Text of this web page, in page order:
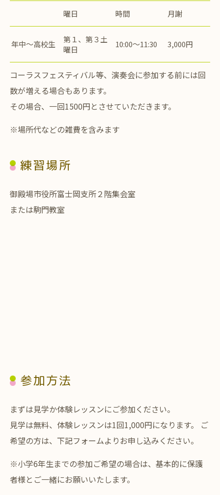
曜日 時間 月謝
年中〜高校生
第１、第３土
曜日
10:00〜11:30 3,000円
コーラスフェスティバル等、演奏会に参加する前には回
数が増える場合もあります。
その場合、一回1500円とさせていただきます。
※場所代などの雑費を含みます
練習場所
御殿場市役所富士岡支所２階集会室
または駒門教室
参加方法
まずは見学か体験レッスンにご参加ください。
見学は無料、体験レッスンは1回1,000円になります。 ご
希望の方は、下記フォームよりお申し込みください。
※小学6年生までの参加ご希望の場合は、基本的に保護
者様とご一緒にお願いいたします。